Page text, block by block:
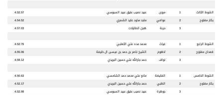
الشوط الثالث 1 مروى عبيد نصيب عتيق عبيد السبوسي
4.52.57
بكار مفتوح
2 عوافي ماجد مذود عايد الشمري
4.54.52
3
حربة هجن الطايلات 4.57.03
الشوط الرابع 1 غياث محمد مده علي الثعلبي
4.52.76
قعدان مفتوح
2 لاهوم الشيخ ناصر بن حمد بن عيسى ال خليفة
4.55.06
3
نواف حمد جارالله علي حسين البريدي 4.59.12
الشوط الخامس 1 الفايضة مانع علي محمد حمد الشامسي
4.50.63
بكار مفتوح
2 الظبي حمد جارالله علي حسين البريدي
4.52.17
3
جوهرة عبيد نصيب عتيق عبيد السبوسي 4.52.98